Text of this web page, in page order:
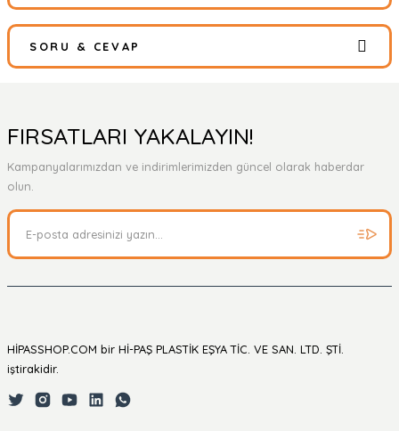
Bu ürüne ilk yorumu siz yapın!
Yorum Yaz
SORU & CEVAP
Ürün hakkında henüz soru sorulmamış.
FIRSATLARI YAKALAYIN!
Kampanyalarımızdan ve indirimlerimizden güncel olarak haberdar
olun.
HİPASSHOP.COM bir Hİ-PAŞ PLASTİK EŞYA TİC. VE SAN. LTD. ŞTİ.
iştirakidir.